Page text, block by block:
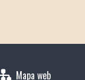
Mapa web